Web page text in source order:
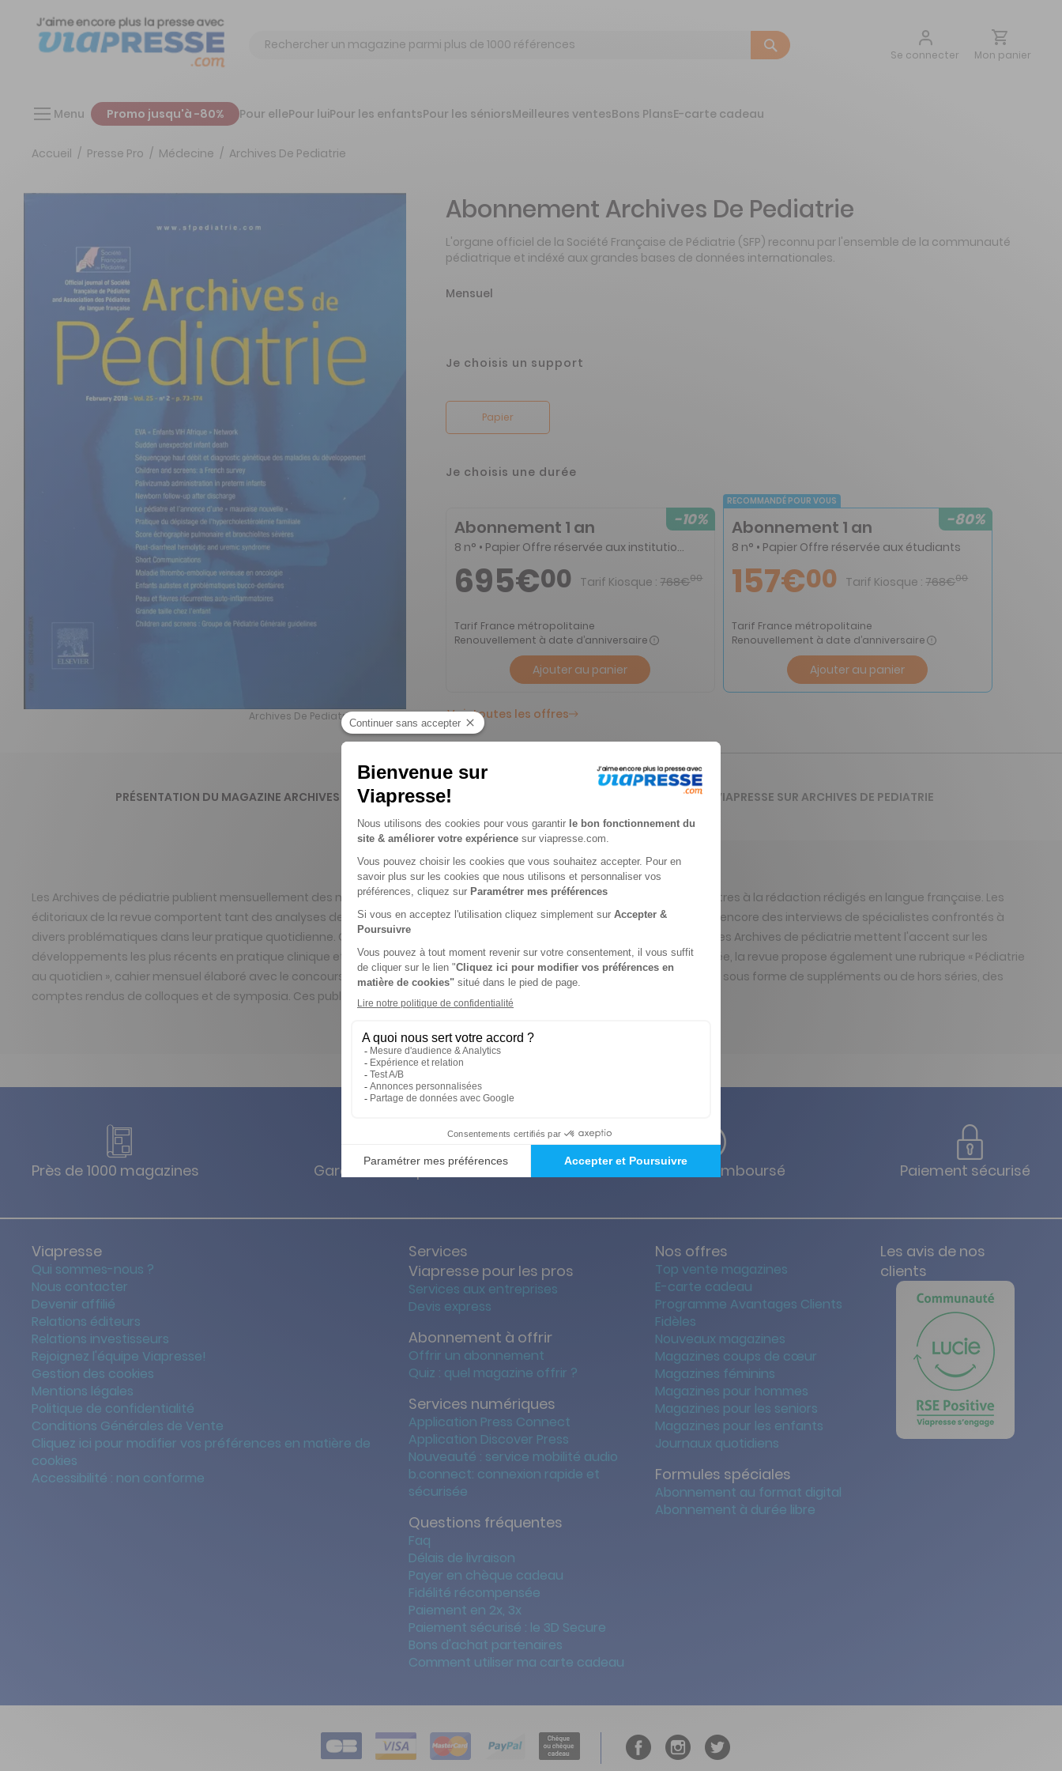
Chercher
Se connecter
Aller
Mon panier
Menu Promo jusqu'à -80% Pour ellePour luiPour les enfantsPour les séniorsMeilleures ventesBons PlansE-carte cadeau
Accueil Presse Pro Médecine Archives De Pediatrie
Archives De Pediatrie n° 202608
Abonnement Archives De Pediatrie
L'organe officiel de la Société Française de Pédiatrie (SFP) reconnu par l'ensemble de la communauté
pédiatrique et indéxé aux grandes bases de données internationales.
Mensuel
Je choisis un support
Papier
Je choisis une durée
RECOMMANDÉ POUR VOUS
-80%
Abonnement 1 an
8 n° • Papier Offre réservée aux étudiants
157€00 Tarif Kiosque : 768€00
Tarif France métropolitaine
Renouvellement à date d’anniversaire
Ajouter au panier
-10%
Abonnement 1 an
8 n° • Papier Offre réservée aux institutions
695€00 Tarif Kiosque : 768€00
Tarif France métropolitaine
Renouvellement à date d’anniversaire
Ajouter au panier
Voir toutes les offres
PRÉSENTATION DU MAGAZINE ARCHIVES DE PEDIATRIE
Les Archives de pédiatrie publient mensuellement des mémoires originaux, des mises au point, des faits cliniques et des lettres à la rédaction rédigés en langue française. Les
éditoriaux de la revue comportent tant des analyses de sujets d'actualité que des travaux de recherches plus pointues, ou encore des interviews de spécialistes confrontés à
divers problématiques dans leur pratique quotidienne. Grâce à leurs procédures de traitement rapide des articles soumis, les Archives de pédiatrie mettent l'accent sur les
développements les plus récents en pratique clinique et l'amélioration des techniques. Pour une formation continue adaptée, la revue propose également une rubrique « Pédiatrie
au quotidien », cahier mensuel élaboré avec le concours des pédiatres libéraux et hospitaliers.Le revue publie régulièrement, sous forme de suppléments ou de hors séries, des
comptes rendus de colloques et de symposia. Ces publications sont comprises dans l'abonnement.
L'AVIS DE VIAPRESSE SUR ARCHIVES DE PEDIATRIE
Près de 1000 magazines Garanties des prix les + bas Satisfait ou remboursé Paiement sécurisé
Viapresse
Qui sommes-nous ?
Nous contacter
Devenir affilié
Relations éditeurs
Relations investisseurs
Rejoignez l'équipe Viapresse!
Gestion des cookies
Mentions légales
Politique de confidentialité
Conditions Générales de Vente
Cliquez ici pour modifier vos préférences en matière de
cookies
Accessibilité : non conforme
Services
Viapresse pour les pros
Services aux entreprises
Devis express
Abonnement à offrir
Offrir un abonnement
Quiz : quel magazine offrir ?
Services numériques
Application Press Connect
Application Discover Press
Nouveauté : service mobilité audio
b.connect: connexion rapide et
sécurisée
Questions fréquentes
Faq
Délais de livraison
Payer en chèque cadeau
Fidélité récompensée
Paiement en 2x, 3x
Paiement sécurisé : le 3D Secure
Bons d'achat partenaires
Comment utiliser ma carte cadeau
Nos offres
Top vente magazines
E-carte cadeau
Programme Avantages Clients
Fidèles
Nouveaux magazines
Magazines coups de cœur
Magazines féminins
Magazines pour hommes
Magazines pour les seniors
Magazines pour les enfants
Journaux quotidiens
Formules spéciales
Abonnement au format digital
Abonnement à durée libre
Les avis de nos
clients